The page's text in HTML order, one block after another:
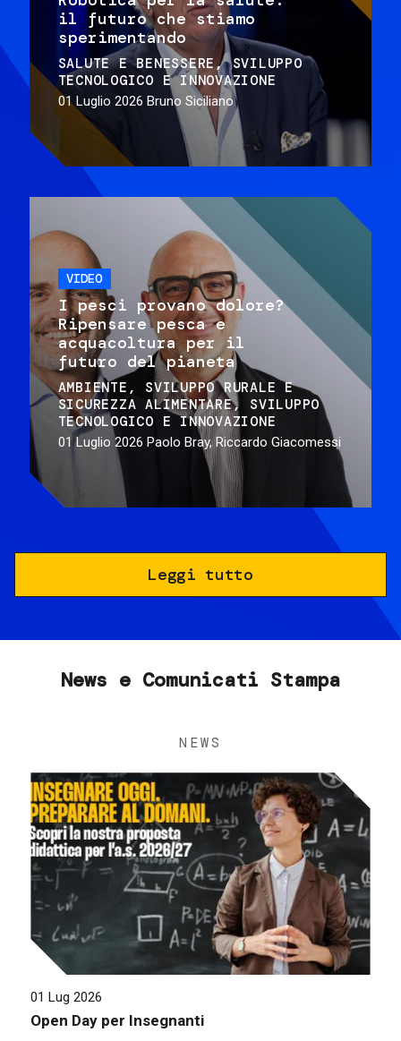
il futuro che stiamo
sperimentando
SALUTE E BENESSERE
SVILUPPO
TECNOLOGICO E INNOVAZIONE
01 Luglio 2026 Bruno Siciliano
VIDEO
I pesci provano dolore?
Ripensare pesca e
acquacoltura per il
futuro del pianeta
AMBIENTE
SVILUPPO RURALE E
SICUREZZA ALIMENTARE
SVILUPPO
TECNOLOGICO E INNOVAZIONE
01 Luglio 2026 Paolo Bray, Riccardo Giacomessi
Leggi tutto
News e Comunicati Stampa
NEWS
01 Lug 2026
Open Day per Insegnanti